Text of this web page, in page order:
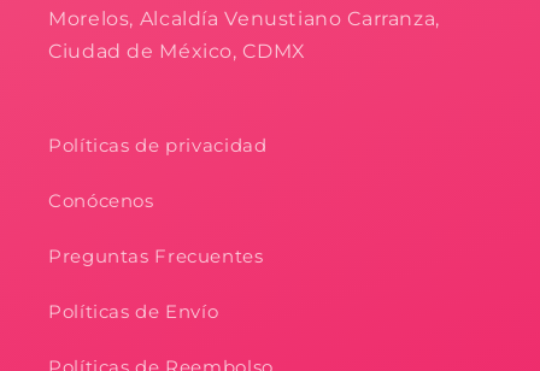
Morelos, Alcaldía Venustiano Carranza,
Ciudad de México, CDMX
Políticas de privacidad
Conócenos
Preguntas Frecuentes
Políticas de Envío